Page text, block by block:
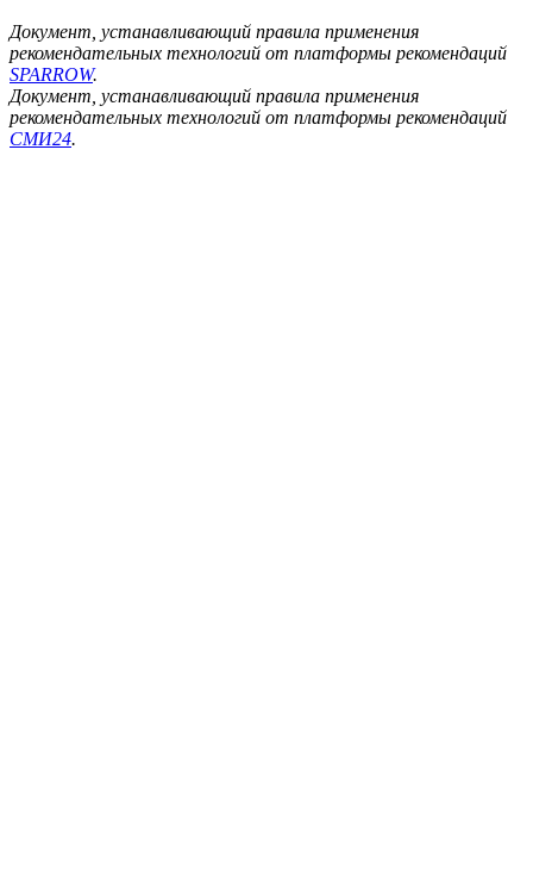
Документ, устанавливающий правила применения
рекомендательных технологий от платформы рекомендаций
SPARROW.
Документ, устанавливающий правила применения
рекомендательных технологий от платформы рекомендаций
СМИ24.